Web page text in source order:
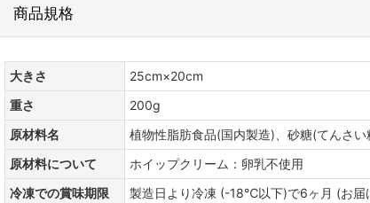
商品規格
大きさ
25cm×20cm
重さ
200g
原材料名
植物性脂肪食品(国内製造)、砂糖(てんさ
原材料について
ホイップクリーム：卵乳不使用
冷凍での賞味期限
製造日より冷凍 (-18℃以下)で6ヶ月 (お届